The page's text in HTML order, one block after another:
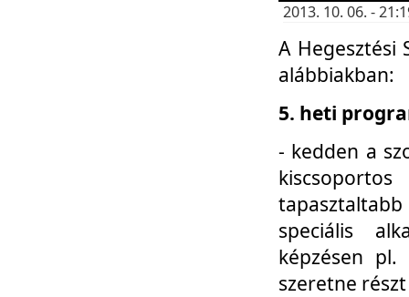
2013. 10. 06. -
A Hegesztési
alábbiakban:
5. heti
- kedden a
speciális
képzésen
szeretne